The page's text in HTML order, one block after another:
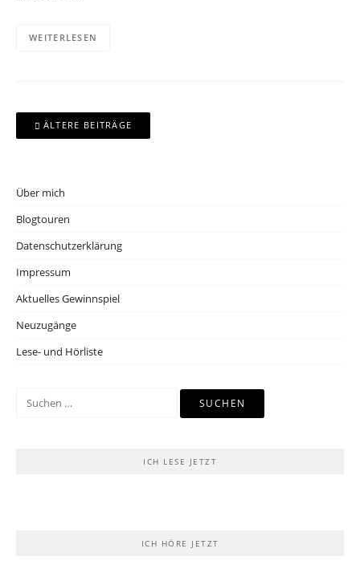
WEITERLESEN
Beitragsnavigation
ÄLTERE BEITRÄGE
Über mich
Blogtouren
Datenschutzerklärung
Impressum
Aktuelles Gewinnspiel
Neuzugänge
Lese- und Hörliste
Suchen
ICH LESE JETZT
ICH HÖRE JETZT